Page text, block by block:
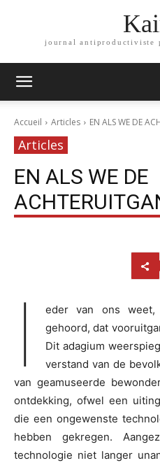
journal antiproductiviste
Accueil Articles EN ALS WE DE
Articles
EN ALS WE DE
I
eder van ons
gehoord, dat
Dit adagium
verstand van de
van geamuseerde
ontdekking, ofwel een
die een ongewenste
hebben gekregen.
technologie niet langer